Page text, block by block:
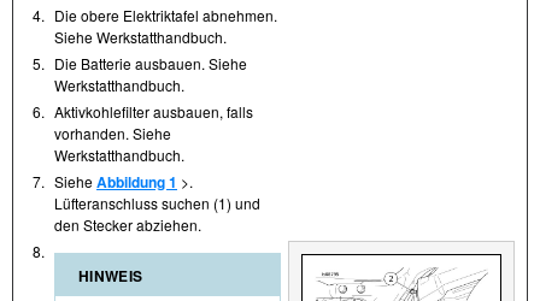
4. Die obere Elektriktafel abnehmen.
Siehe Werkstatthandbuch.
5. Die Batterie ausbauen. Siehe
Werkstatthandbuch.
6. Aktivkohlefilter ausbauen, falls
vorhanden. Siehe
Werkstatthandbuch.
7. SieheAbbildung 1 >.
Lüfteranschluss suchen (1) und
den Stecker abziehen.
8.
HINWEIS